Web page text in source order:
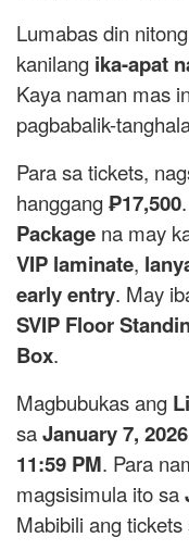
Lumabas din
kanilang ika-apat
Kaya naman mas
pagbabalik-
Para sa tickets,
hanggang₱17,500
Package na may
VIP laminate,
early entry. May
SVIP Floor
Box.
Magbubukas ang
saJanuary 7, 2026
11:59 PM. Para
magsisimula ito sa
Mabibili ang tickets